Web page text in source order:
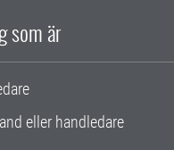
som är
eller handledare